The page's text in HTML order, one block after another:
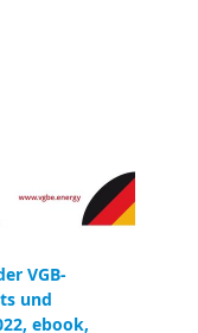
VGB-
und
ebook,